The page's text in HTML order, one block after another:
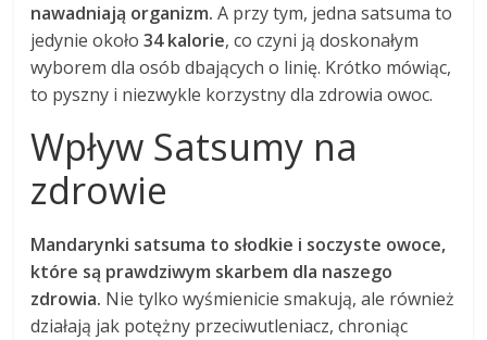
nawadniają organizm. A przy tym, jedna satsuma to
jedynie około34 kalorie, co czyni ją doskonałym
wyborem dla osób dbających o linię. Krótko mówiąc,
to pyszny i niezwykle korzystny dla zdrowia owoc.
Wpływ Satsumy na
zdrowie
Mandarynki satsuma to słodkie i soczyste owoce,
które są prawdziwym skarbem dla naszego
zdrowia. Nie tylko wyśmienicie smakują, ale również
działają jak potężny przeciwutleniacz, chroniąc